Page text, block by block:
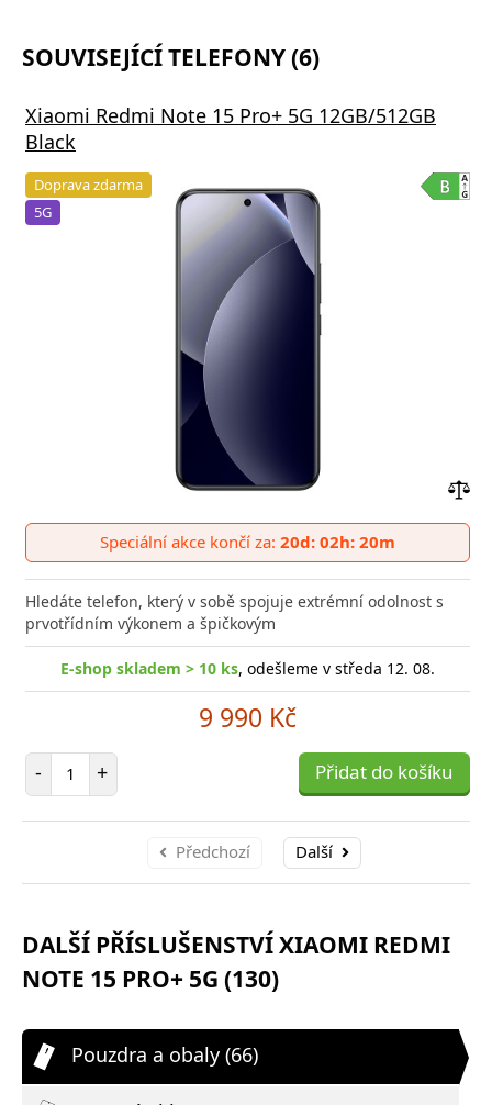
SOUVISEJÍCÍ TELEFONY (6)
Xiaomi Redmi Note 15 Pro+ 5G 12GB/512GB
Black
Doprava zdarma
5G
do
Speciální akce končí za: 20d: 02h: 20m
Hledáte telefon, který v sobě spojuje extrémní odolnost s
prvotřídním výkonem a špičkovým
E-shop skladem > 10 ks, odešleme v středa 12. 08.
9 990 Kč
- Počet položek
+ Přidat do košíku
Předchozí Další
DALŠÍ PŘÍSLUŠENSTVÍ XIAOMI REDMI
NOTE 15 PRO+ 5G (130)
Pouzdra a obaly (66)